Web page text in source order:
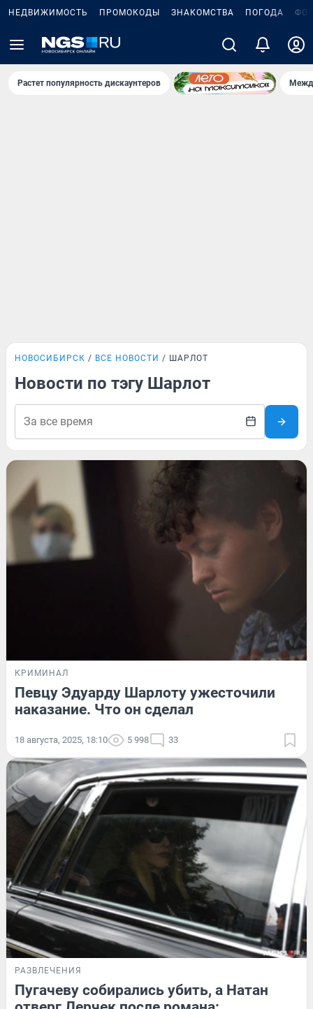
НЕДВИЖИМОСТЬ ПРОМОКОДЫ ЗНАКОМСТВА ПОГОДА
Растет популярность дискаунтеров
НОВОСИБИРСК ВСЕ НОВОСТИ ШАРЛОТ
Новости по тэгу Шарлот
КРИМИНАЛ
Певцу Эдуарду Шарлоту ужесточили
наказание. Что он сделал
18 августа, 2025, 18:10 5 998 33
РАЗВЛЕЧЕНИЯ
Пугачеву собирались убить, а Натан